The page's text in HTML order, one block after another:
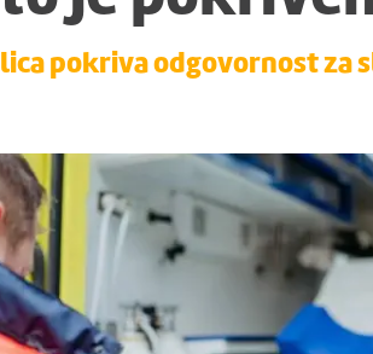
pokriva odgovornost za